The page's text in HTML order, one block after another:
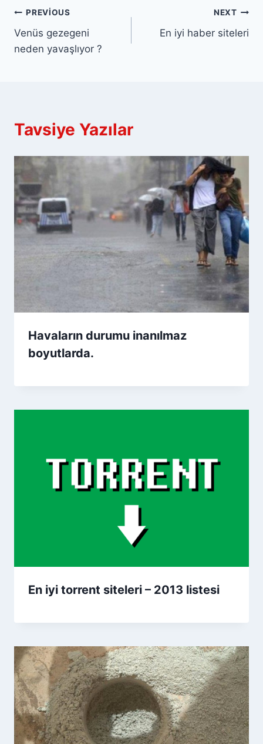
Yazı
gezinmesi
PREVIOUS
Venüs gezegeni
neden yavaşlıyor ?
NEXT
En iyi haber siteleri
Tavsiye Yazılar
Havaların durumu inanılmaz
boyutlarda.
En iyi torrent siteleri – 2013 listesi